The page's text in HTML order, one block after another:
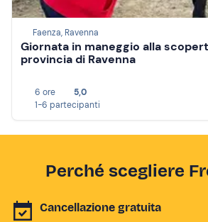
Faenza, Ravenna
Giornata in maneggio alla
provincia di Ravenna
6 ore
5,0
1-6 partecipanti
Perché scegliere
Cancellazione gratuita